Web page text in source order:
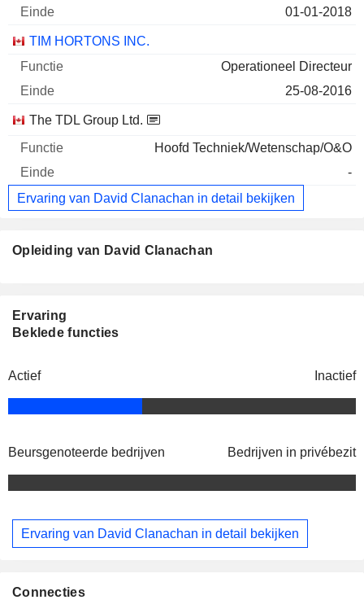
01-01-2018
TIM HORTONS INC.
Operationeel Directeur
25-08-2016
The TDL Group Ltd.
Hoofd Techniek/Wetenschap/O&O
-
Ervaring van David Clanachan in detail bekijken
Opleiding van David Clanachan
Ervaring
Beklede functies
Actief Inactief
Beursgenoteerde bedrijven Bedrijven in privébezit
Ervaring van David Clanachan in detail bekijken
Connecties